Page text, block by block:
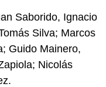
Saborido, Ignacio
Silva; Marcos
Guido Mainero,
Nicolás